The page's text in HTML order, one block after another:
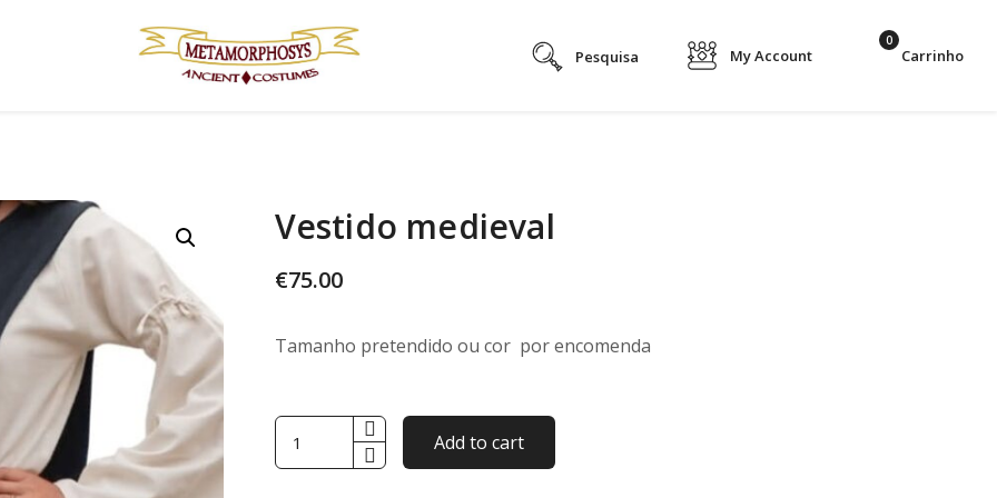
My Account
0
Vestido medieval
€75.00
Tamanho pretendido ou cor por encomenda
Vestido
medieval
quantity
Add to cart